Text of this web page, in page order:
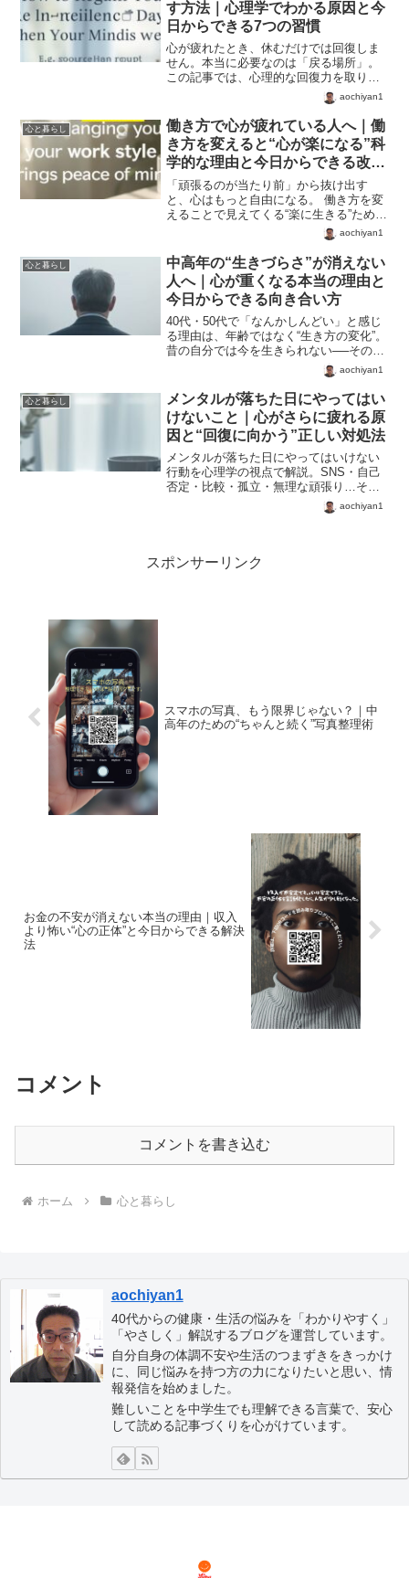
す方法｜心理学でわかる原因と今
日からできる7つの習慣
心が疲れたとき、休むだけでは回復しま
せん。本当に必要なのは「戻る場所」。
この記事では、心理的な回復力を取り戻
すための考え方と、今日からできる小さ
aochiyan1
心と暮らし
働き方で心が疲れている人へ｜働
き方を変えると“心が楽になる”科
学的な理由と今日からできる改善
法
「頑張るのが当たり前」から抜け出す
と、心はもっと自由になる。 働き方を変
えることで見えてくる“楽に生きる”ための
らしい働き方を考えるヒントを届けま
す。
aochiyan1
心と暮らし
中高年の“生きづらさ”が消えない
人へ｜心が重くなる本当の理由と
今日からできる向き合い方
40代・50代で「なんかしんどい」と感じ
る理由は、年齢ではなく“生き方の変化”。
昔の自分では今を生きられない──その違
和感の正体と、今日からできる向き合い
aochiyan1
心と暮らし
メンタルが落ちた日にやってはい
けないこと｜心がさらに疲れる原
因と“回復に向かう”正しい対処法
メンタルが落ちた日にやってはいけない
行動を心理学の視点で解説。SNS・自己
否定・比較・孤立・無理な頑張り…その5
つを避けるだけで、心は回復へ向かいま
す。「今日の仕事は壊れないこと」から
aochiyan1
スポンサーリンク
スマホの写真、もう限界じゃない？｜中
高年のための“ちゃんと続く”写真整理術
お金の不安が消えない本当の理由｜収入
より怖い“心の正体”と今日からできる解決
法
コメント
コメントを書き込む
ホーム 心と暮らし
aochiyan1
40代からの健康・生活の悩みを「わかりやすく」
「やさしく」解説するブログを運営しています。
自分自身の体調不安や生活のつまずきをきっかけ
に、同じ悩みを持つ方の力になりたいと思い、情
報発信を始めました。
難しいことを中学生でも理解できる言葉で、安心
して読める記事づくりを心がけています。